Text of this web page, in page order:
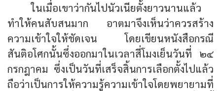
ในเมื่อเขาว่ากันไปนัวเนียตั้งยาวนานแล้ว
ทำให้คนสับสนมาก อาตมาจึงเห็นว่าควรสร้าง
ความเข้าใจให้ชัดเจน โดยเขียนหนังสือกรณี
สันติอโศกนั้นซึ่งออกมาในเวลาสี่โมงเย็นวันที่ ๒๔
กรกฎาคม ซึ่งเป็นวันที่เสร็จสิ้นการเลือกตั้งไปแล้ว
ถือว่าเป็นการให้ความรู้ความเข้าใจโดยพยายามที่